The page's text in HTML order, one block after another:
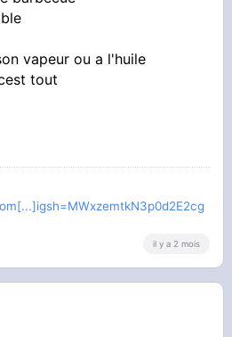
vapeur ou a l'huile
tout
il y a 2 mois